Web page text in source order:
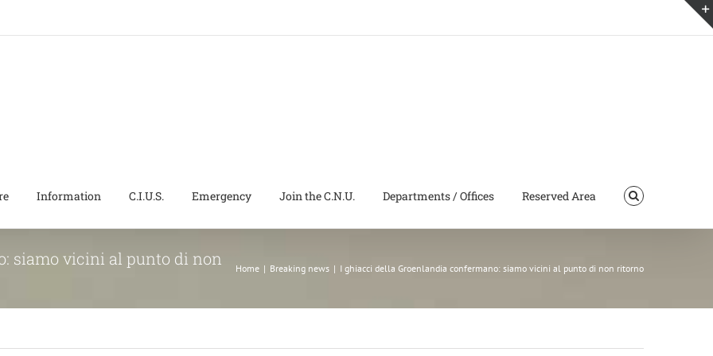
Information C.I.U.S. Emergency Join the C.N.U. Departments / Offices Reserved Area
siamo vicini al punto di non
Home | Breaking news | I ghiacci della Groenlandia confermano: siamo vicini al punto di non ritorno